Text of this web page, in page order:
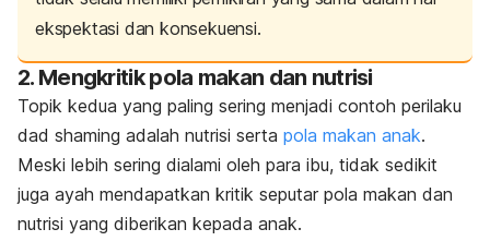
ekspektasi dan konsekuensi.
2. Mengkritik pola makan dan nutrisi
Topik kedua yang paling sering menjadi contoh perilaku
dad shaming adalah nutrisi serta pola makan anak.
Meski lebih sering dialami oleh para ibu, tidak sedikit
juga ayah mendapatkan kritik seputar pola makan dan
nutrisi yang diberikan kepada anak.